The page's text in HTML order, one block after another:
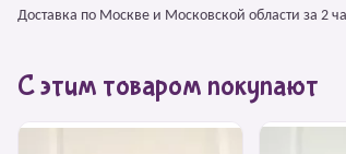
Доставка по Москве и Московской области за 2
С этим товаром покупают